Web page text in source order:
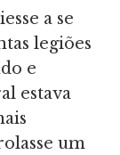
a se
legiões
e
estava
um